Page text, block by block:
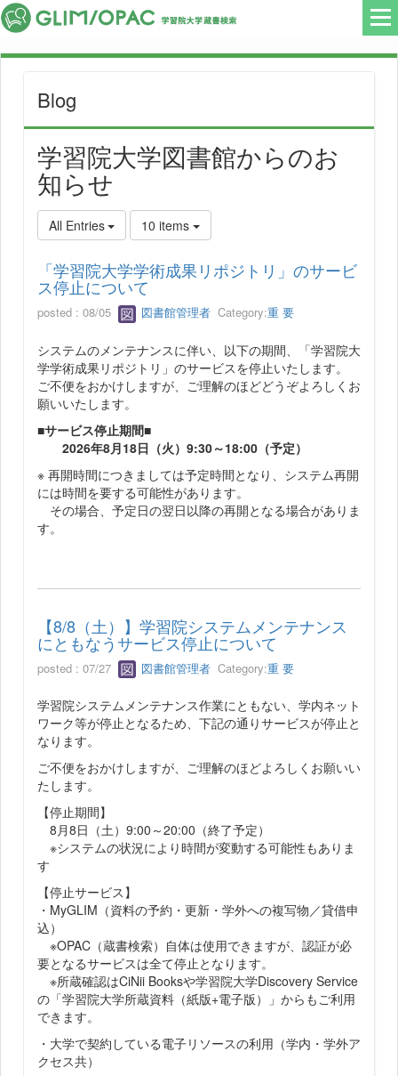
Blog
学習院大学図書館からのお
知らせ
All Entries 10 items
「学習院大学学術成果リポジトリ」のサービ
ス停止について
posted : 08/05 図書館管理者 Category:重 要
システムのメンテナンスに伴い、以下の期間、「学習院大
学学術成果リポジトリ」のサービスを停止いたします。
ご不便をおかけしますが、ご理解のほどどうぞよろしくお
願いいたします。
■サービス停止期間■
2026年8月18日（火）9:30～18:00（予定）
※ 再開時間につきましては予定時間となり、システム再開
には時間を要する可能性があります。
その場合、予定日の翌日以降の再開となる場合がありま
す。
【8/8（土）】学習院システムメンテナンス
にともなうサービス停止について
posted : 07/27 図書館管理者 Category:重 要
学習院システムメンテナンス作業にともない、学内ネット
ワーク等が停止となるため、下記の通りサービスが停止と
なります。
ご不便をおかけしますが、ご理解のほどよろしくお願いい
たします。
【停止期間】
8月8日（土）9:00～20:00（終了予定）
※システムの状況により時間が変動する可能性もありま
す
【停止サービス】
・MyGLIM（資料の予約・更新・学外への複写物／貸借申
込）
※OPAC（蔵書検索）自体は使用できますが、認証が必
要となるサービスは全て停止となります。
※所蔵確認はCiNii Booksや学習院大学Discovery Service
の「学習院大学所蔵資料（紙版+電子版）」からもご利用
できます。
・大学で契約している電子リソースの利用（学内・学外ア
クセス共）